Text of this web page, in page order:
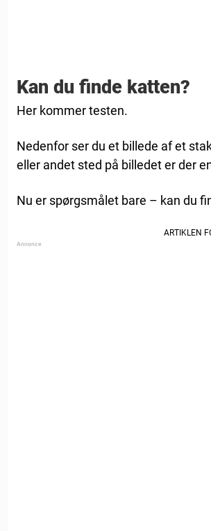
Kan du finde katten?
Her kommer testen.
Nedenfor ser du et billede af et
eller andet sted på billedet er der
Nu er spørgsmålet bare – kan du